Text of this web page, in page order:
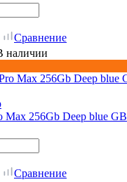
Сравнение
наличии
Max 256Gb Deep blue GB
Сравнение